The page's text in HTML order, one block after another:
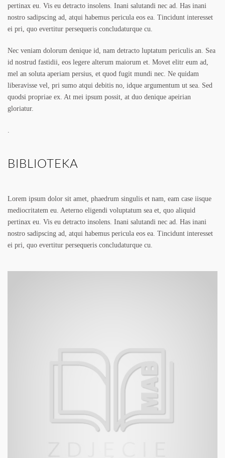
pertinax eu. Vis eu detracto insolens. Inani salutandi nec ad. Has inani
nostro sadipscing ad, atqui habemus pericula eos ea. Tincidunt interesset
ei pri, quo evertitur persequeris concludaturque cu.
Nec veniam dolorum denique id, nam detracto luptatum periculis an. Sea
id nostrud fastidii, eos legere alterum maiorum et. Movet elitr eum ad,
mel an soluta aperiam persius, et quod fugit mundi nec. Ne quidam
liberavisse vel, pri sumo atqui debitis no, idque argumentum ut sea. Sed
quodsi propriae ex. At mei ipsum possit, at duo denique apeirian
gloriatur.
.
BIBLIOTEKA
Lorem ipsum dolor sit amet, phaedrum singulis et nam, eam case iisque
mediocritatem eu. Aeterno eligendi voluptatum sea et, quo aliquid
pertinax eu. Vis eu detracto insolens. Inani salutandi nec ad. Has inani
nostro sadipscing ad, atqui habemus pericula eos ea. Tincidunt interesset
ei pri, quo evertitur persequeris concludaturque cu.